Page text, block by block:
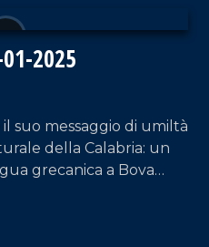
2025
suo messaggio di umiltà
della Calabria: un
grecanica a Bova
e un territorio che